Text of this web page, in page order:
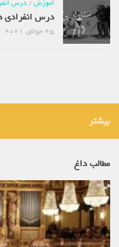
آموزش/درس
درس انفرادی
بیشتر
مطالب داغ